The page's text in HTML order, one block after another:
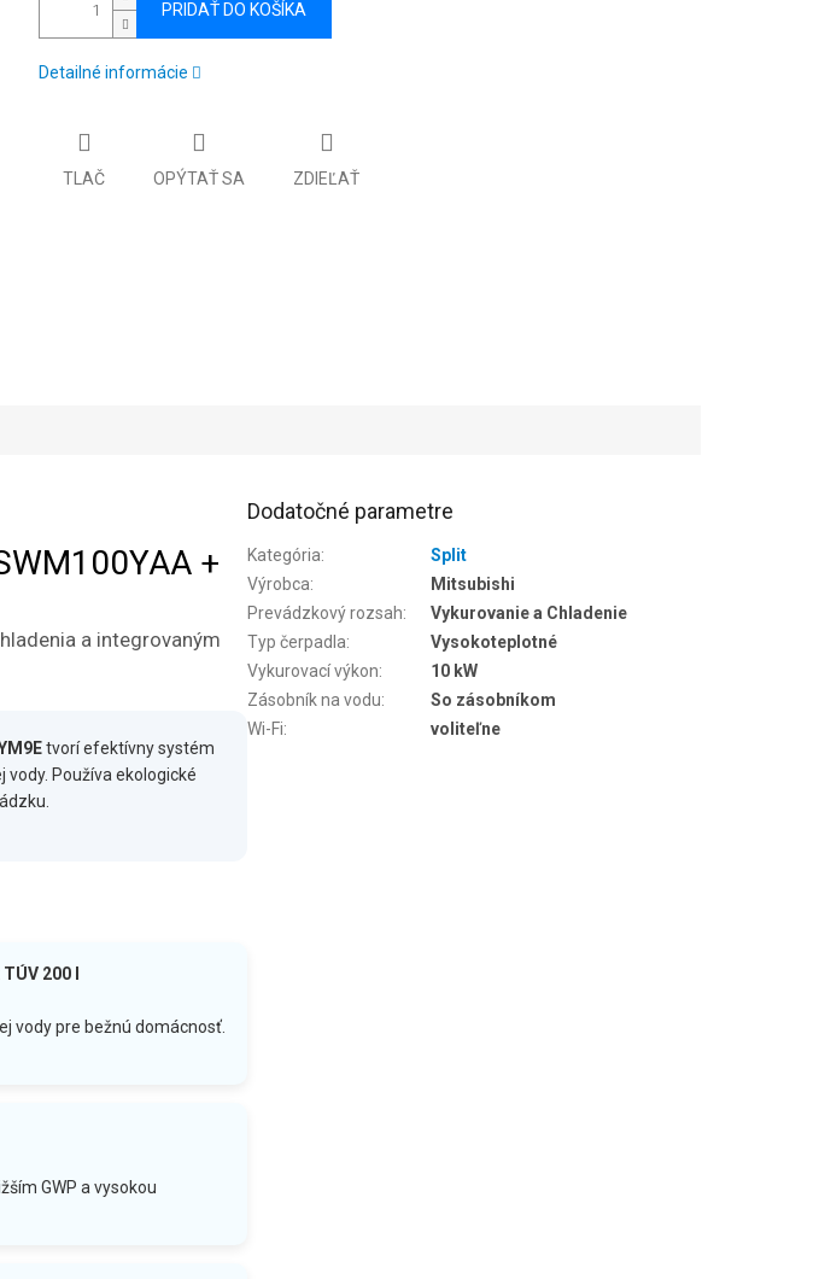
PRIDAŤ DO KOŠÍKA
Detailné informácie
TLAČ OPÝTAŤ SA ZDIEĽAŤ
+
a integrovaným
tvorí efektívny systém
Používa ekologické
200 l
vody pre bežnú domácnosť.
GWP a vysokou
Dodatočné parametre
Kategória:
Split
Výrobca:
Mitsubishi
Prevádzkový rozsah:
Vykurovanie a Chladenie
Typ čerpadla:
Vysokoteplotné
Vykurovací výkon:
10 kW
Zásobník na vodu:
So zásobníkom
Wi-Fi: voliteľne